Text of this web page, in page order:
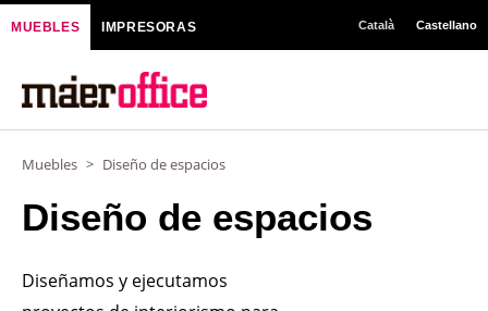
contenido
MUEBLES IMPRESORAS Català Castellano
Muebles > Diseño de espacios
Diseño de espacios
Diseñamos y ejecutamos